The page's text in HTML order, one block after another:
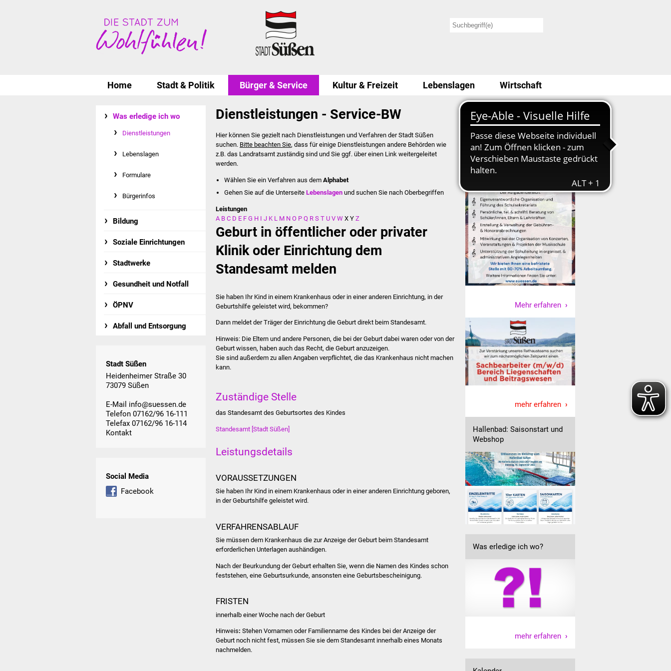
Home Stadt & Politik Bürger & Service Kultur & Freizeit Lebenslagen Wirtschaft
Was erledige ich wo
Dienstleistungen
Lebenslagen
Formulare
Bürgerinfos
Bildung
Soziale Einrichtungen
Stadtwerke
Gesundheit und Notfall
ÖPNV
Abfall und Entsorgung
Stadt Süßen
Heidenheimer Straße 30
73079 Süßen
E-Mail info@suessen.de
Telefon 07162/96 16-111
Telefax 07162/96 16-114
Kontakt
Social Media
Facebook
Dienstleistungen - Service-BW
Hier können Sie gezielt nach Dienstleistungen und Verfahren der Stadt Süßen
suchen. Bitte beachten Sie, dass für einige Dienstleistungen andere Behörden wie
z.B. das Landratsamt zuständig sind und Sie ggf. über einen Link weitergeleitet
werden.
Wählen Sie ein Verfahren aus dem Alphabet
Gehen Sie auf die UnterseiteLebenslagen und suchen Sie nach Oberbegriffen
Leistungen
A B C D E F G H I J K L M N O P Q R S T U V W X Y Z
Geburt in öffentlicher oder privater
Klinik oder Einrichtung dem
Standesamt melden
Sie haben Ihr Kind in einem Krankenhaus oder in einer anderen Einrichtung, in der
Geburtshilfe geleistet wird, bekommen?
Dann meldet der Träger der Einrichtung die Geburt direkt beim Standesamt.
Hinweis: Die Eltern und andere Personen, die bei der Geburt dabei waren oder von der
Geburt wissen, haben auch das Recht, die Geburt anzuzeigen.
Sie sind außerdem zu allen Angaben verpflichtet, die das Krankenhaus nicht machen
kann.
Zuständige Stelle
das Standesamt des Geburtsortes des Kindes
Standesamt [Stadt Süßen]
Leistungsdetails
VORAUSSETZUNGEN
Sie haben Ihr Kind in einem Krankenhaus oder in einer anderen Einrichtung geboren,
in der Geburtshilfe geleistet wird.
VERFAHRENSABLAUF
Sie müssen dem Krankenhaus die zur Anzeige der Geburt beim Standesamt
erforderlichen Unterlagen aushändigen.
Nach der Beurkundung der Geburt erhalten Sie, wenn die Namen des Kindes schon
feststehen, eine Geburtsurkunde, ansonsten eine Geburtsbescheinigung.
FRISTEN
innerhalb einer Woche nach der Geburt
Hinweis: Stehen Vornamen oder Familienname des Kindes bei der Anzeige der
Geburt noch nicht fest, müssen Sie sie dem Standesamt innerhalb eines Monats
nachmelden.
Stellenausschreibung
Mehr erfahren
mehr erfahren
Hallenbad: Saisonstart und
Webshop
Was erledige ich wo?
mehr erfahren